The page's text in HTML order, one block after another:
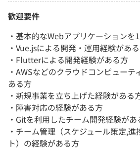
歓迎要件
・基本的なWebアプリケーションを
・Vue.jsによる開発・運用経験があ
・Flutterによる開発経験がある方
・AWSなどのクラウドコンピュー
ある方
・新規事業を立ち上げた経験がある
・障害対応の経験がある方
・Gitを利用したチーム開発経験があ
・チーム管理（スケジュール策定,
ト）の経験がある方